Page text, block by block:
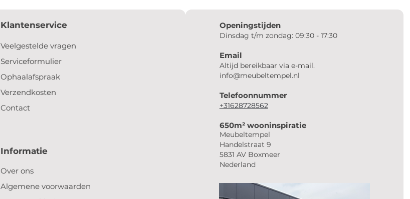
Klantenservice
Veelgestelde vragen
Serviceformulier
Ophaalafspraak
Verzendkosten
Contact
Informatie
Over ons
Algemene voorwaarden
Openingstijden
Dinsdag t/m zondag: 09:30 - 17:30
Email
Altijd bereikbaar via e-mail.
info@meubeltempel.nl
Telefoonnummer
+31628728562
650m² wooninspiratie
Meubeltempel
Handelstraat 9
5831 AV Boxmeer
Nederland